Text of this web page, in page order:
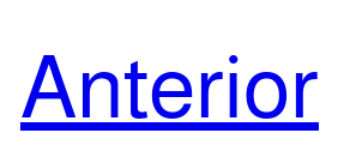
Anterior